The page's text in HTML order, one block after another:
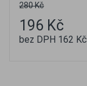
280 Kč
196 Kč
bez DPH 162 Kč